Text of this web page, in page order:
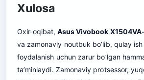
Xulosa
Oxir-oqibat, Asus Vivobook
va zamonaviy noutbuk bo’lib, qulay
foydalanish uchun zarur bo’lgan
ta’minlaydi. Zamonaviy protsessor,